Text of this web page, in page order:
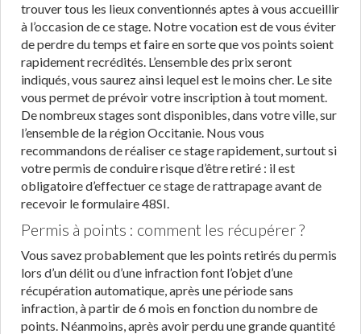
trouver tous les lieux conventionnés aptes à vous accueillir
à l’occasion de ce stage. Notre vocation est de vous éviter
de perdre du temps et faire en sorte que vos points soient
rapidement recrédités. L’ensemble des prix seront
indiqués, vous saurez ainsi lequel est le moins cher. Le site
vous permet de prévoir votre inscription à tout moment.
De nombreux stages sont disponibles, dans votre ville, sur
l’ensemble de la région Occitanie. Nous vous
recommandons de réaliser ce stage rapidement, surtout si
votre permis de conduire risque d’être retiré : il est
obligatoire d’effectuer ce stage de rattrapage avant de
recevoir le formulaire 48SI.
Permis à points : comment les récupérer ?
Vous savez probablement que les points retirés du permis
lors d’un délit ou d’une infraction font l’objet d’une
récupération automatique, après une période sans
infraction, à partir de 6 mois en fonction du nombre de
points. Néanmoins, après avoir perdu une grande quantité